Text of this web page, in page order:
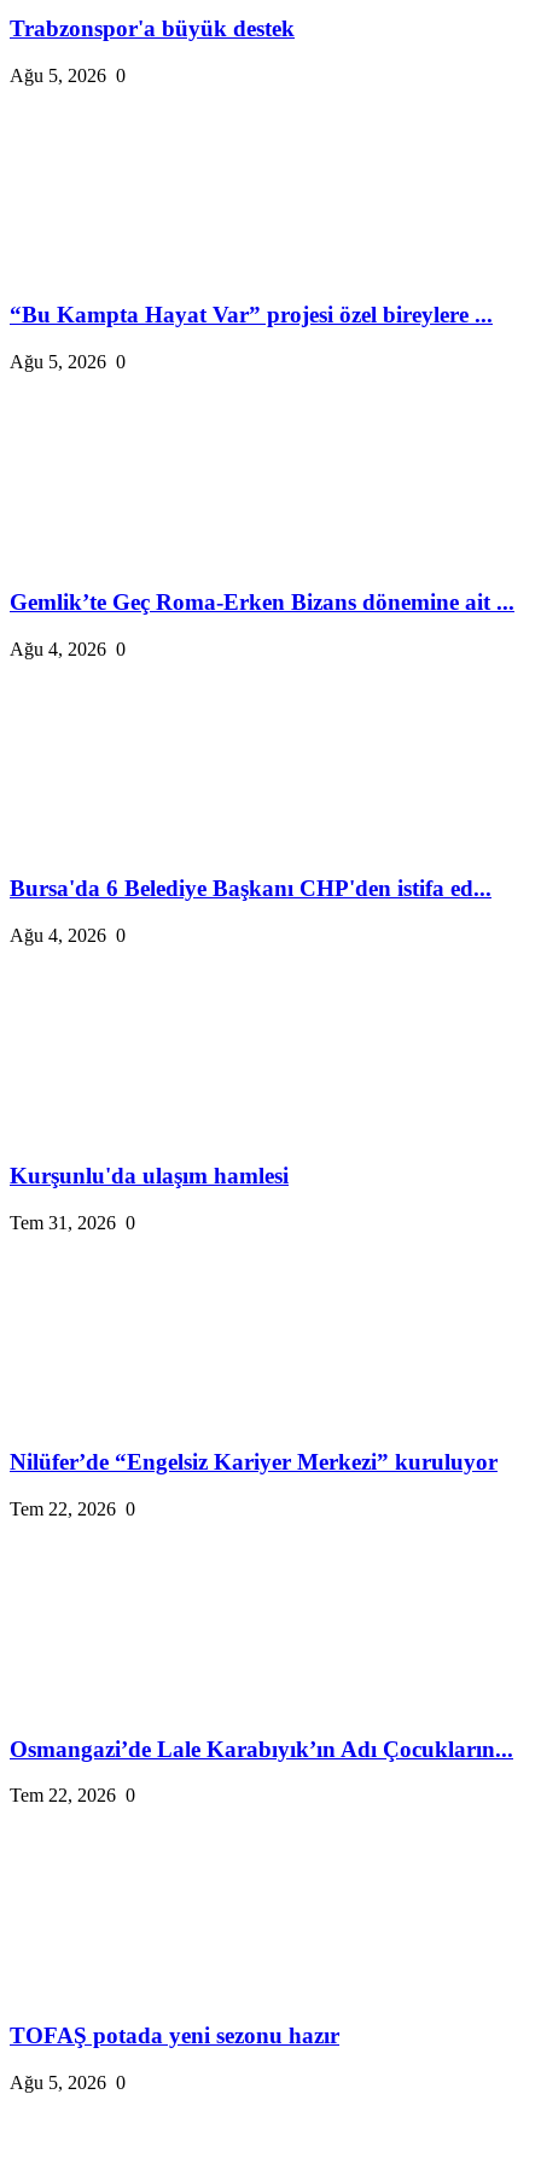
Trabzonspor'a büyük destek
Ağu 5, 2026 0
“Bu Kampta Hayat Var” projesi özel bireylere ...
Ağu 5, 2026 0
Gemlik’te Geç Roma-Erken Bizans dönemine ait ...
Ağu 4, 2026 0
Bursa'da 6 Belediye Başkanı CHP'den istifa ed...
Ağu 4, 2026 0
Kurşunlu'da ulaşım hamlesi
Tem 31, 2026 0
Nilüfer’de “Engelsiz Kariyer Merkezi” kuruluyor
Tem 22, 2026 0
Osmangazi’de Lale Karabıyık’ın Adı Çocukların...
Tem 22, 2026 0
TOFAŞ potada yeni sezonu hazır
Ağu 5, 2026 0